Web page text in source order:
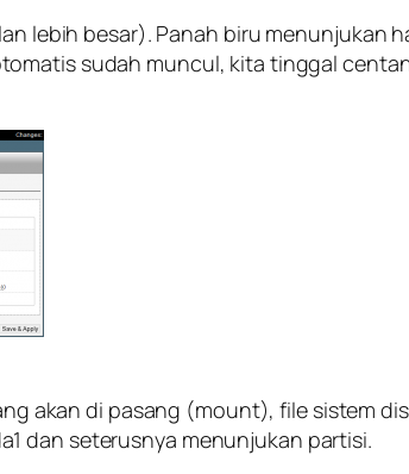
lebih besar). Panah biru menunjukan
sudah muncul, kita tinggal
akan di pasang (mount), file sistem
dan seterusnya menunjukan partisi.